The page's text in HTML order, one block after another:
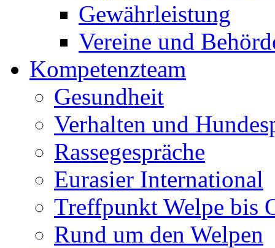
Gewährleistung
Vereine und
Kompetenzteam
Gesundheit
Verhalten und
Rassegespräche
Eurasier International
Treffpunkt Welpe bis
Rund um den Welpen